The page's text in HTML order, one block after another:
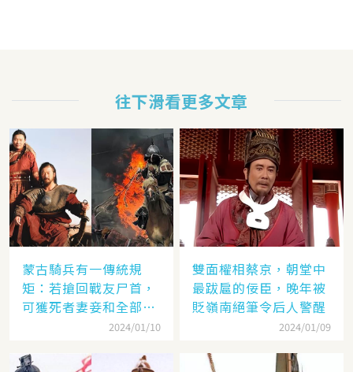
往下滑看更多文章
蒙古騎兵有一傳統規
矩：若搶回戰友尸首，
可獲死者妻妾和全部牲
2024/01/10
雙面權相蔡京，朝堂中
最跋扈的佞臣，晚年被
貶嶺南絕筆令后人警醒
2024/01/09